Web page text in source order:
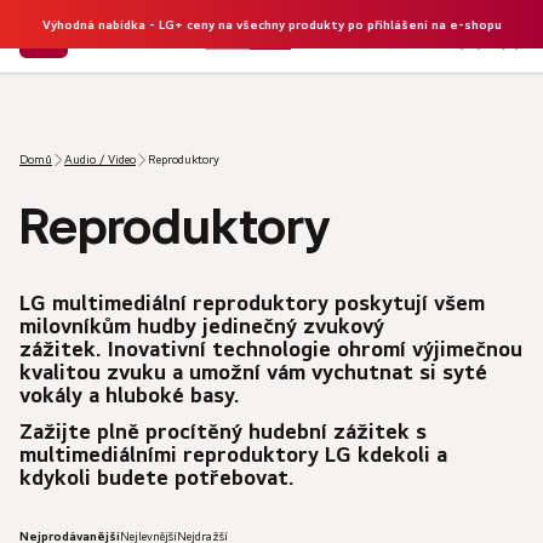
Výhodná nabídka - LG+ ceny na všechny produkty po přihlášení na e-shopu
Hledat
Domů Audio / Video Reproduktory
Reproduktory
LG multimediální reproduktory poskytují všem
milovníkům hudby jedinečný zvukový
zážitek. Inovativní technologie ohromí výjimečnou
kvalitou zvuku a umožní vám vychutnat si syté
vokály a hluboké basy.
Zažijte plně procítěný hudební zážitek s
multimediálními reproduktory LG kdekoli a
kdykoli budete potřebovat.
NejprodávanějšíNejlevnějšíNejdražší